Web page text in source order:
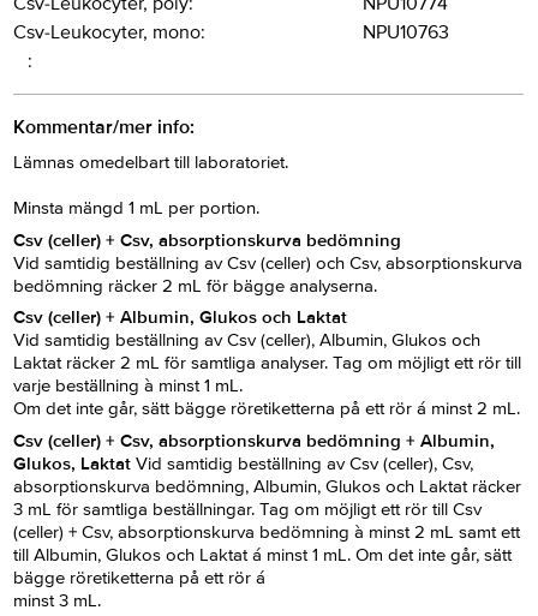
Csv-Leukocyter, mono:
NPU10763
:
Kommentar/mer info:
Lämnas omedelbart till laboratoriet.
Minsta mängd 1 mL per portion.
Csv (celler) + Csv, absorptionskurva bedömning
Vid samtidig beställning av Csv (celler) och Csv, absorptionskurva
bedömning räcker 2 mL för bägge analyserna.
Csv (celler) + Albumin, Glukos och Laktat
Vid samtidig beställning av Csv (celler), Albumin, Glukos och
Laktat räcker 2 mL för samtliga analyser. Tag om möjligt ett rör till
varje beställning à minst 1 mL.
Om det inte går, sätt bägge röretiketterna på ett rör á minst 2 mL.
Csv (celler) + Csv, absorptionskurva bedömning + Albumin,
Glukos, Laktat Vid samtidig beställning av Csv (celler), Csv,
absorptionskurva bedömning, Albumin, Glukos och Laktat räcker
3 mL för samtliga beställningar. Tag om möjligt ett rör till Csv
(celler) + Csv, absorptionskurva bedömning à minst 2 mL samt ett
till Albumin, Glukos och Laktat á minst 1 mL. Om det inte går, sätt
bägge röretiketterna på ett rör á
minst 3 mL.